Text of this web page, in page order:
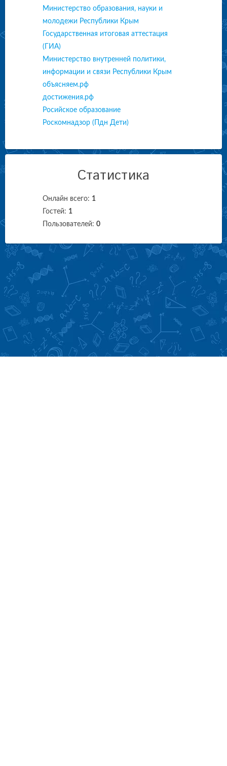
Министерство образования, науки и
молодежи Республики Крым
Государственная итоговая аттестация
(ГИА)
Министерство внутренней политики,
информации и связи Республики Крым
объясняем.рф
достижения.рф
Росийское образование
Роскомнадзор (Пдн Дети)
Статистика
Онлайн всего: 1
Гостей: 1
Пользователей: 0